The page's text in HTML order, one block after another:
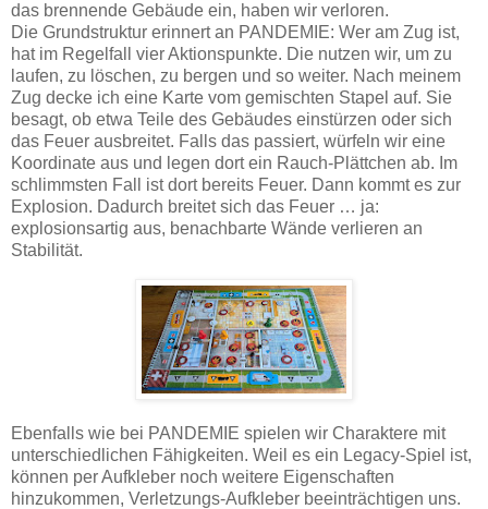
das brennende Gebäude ein, haben wir verloren.
Die Grundstruktur erinnert an PANDEMIE: Wer am Zug ist,
hat im Regelfall vier Aktionspunkte. Die nutzen wir, um zu
laufen, zu löschen, zu bergen und so weiter. Nach meinem
Zug decke ich eine Karte vom gemischten Stapel auf. Sie
besagt, ob etwa Teile des Gebäudes einstürzen oder sich
das Feuer ausbreitet. Falls das passiert, würfeln wir eine
Koordinate aus und legen dort ein Rauch-Plättchen ab. Im
schlimmsten Fall ist dort bereits Feuer. Dann kommt es zur
Explosion. Dadurch breitet sich das Feuer … ja:
explosionsartig aus, benachbarte Wände verlieren an
Stabilität.
Ebenfalls wie bei PANDEMIE spielen wir Charaktere mit
unterschiedlichen Fähigkeiten. Weil es ein Legacy-Spiel ist,
können per Aufkleber noch weitere Eigenschaften
hinzukommen, Verletzungs-Aufkleber beeinträchtigen uns.